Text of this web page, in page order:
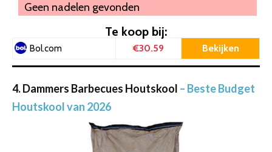
Geen nadelen gevonden
Te koop bij:
Bol.com €30.59 Bekijken
4. Dammers Barbecues Houtskool – Beste Budget
Houtskool van 2026